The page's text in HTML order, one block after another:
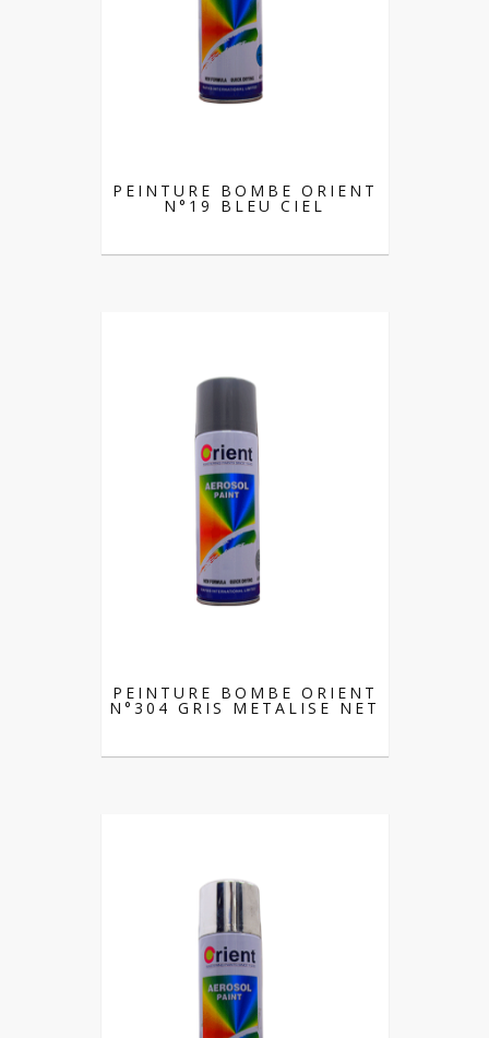
PEINTURE BOMBE ORIENT
N°19 BLEU CIEL
PEINTURE BOMBE ORIENT
N°304 GRIS METALISE NET